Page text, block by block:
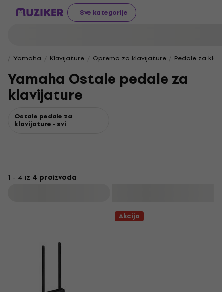
Sve kategorije
Yamaha Klavijature Oprema za klavijature Pedale za
Yamaha Ostale pedale za
klavijature
Ostale pedale za
klavijature - svi
1 - 4 iz 4 proizvoda
Akcija